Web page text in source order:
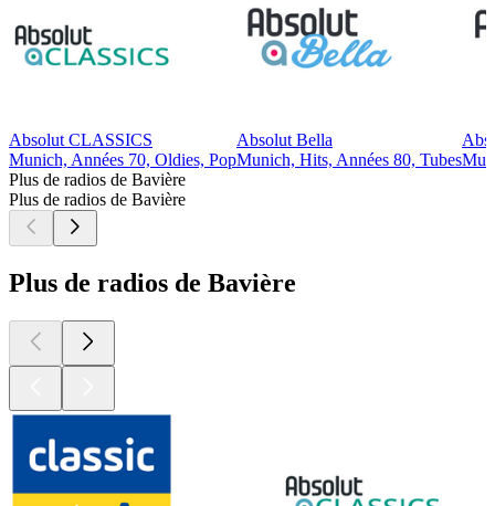
Absolut CLASSICS
Munich, Années 70, Oldies, Pop
Absolut Bella
Munich, Hits, Années 80, Tubes
Plus de radios de Bavière
Plus de radios de Bavière
Plus de radios de Bavière